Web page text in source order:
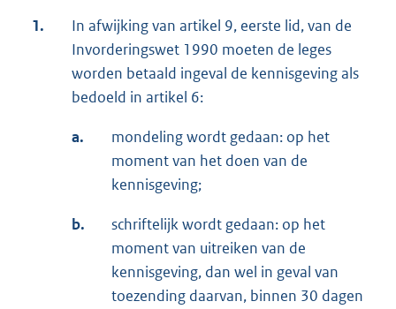
1.
In afwijking van artikel 9, eerste lid, van de
Invorderingswet 1990 moeten de leges
worden betaald ingeval de kennisgeving als
bedoeld in artikel 6:
a.
mondeling wordt gedaan: op het
moment van het doen van de
kennisgeving;
b.
schriftelijk wordt gedaan: op het
moment van uitreiken van de
kennisgeving, dan wel in geval van
toezending daarvan, binnen 30 dagen